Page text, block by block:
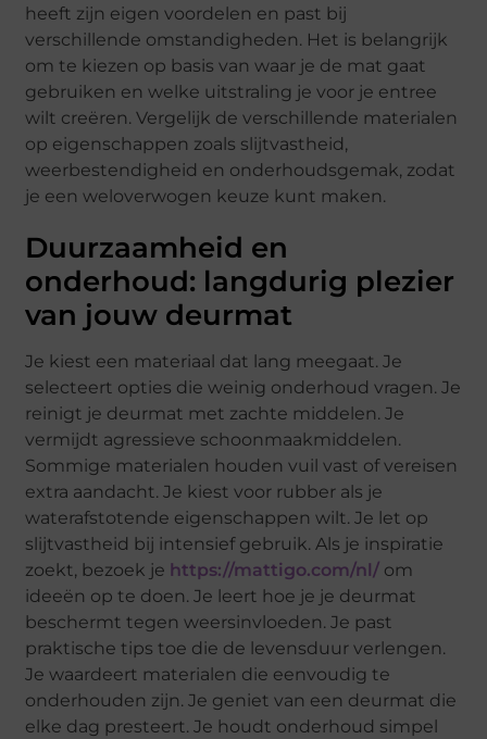
heeft zijn eigen voordelen en past bij
verschillende omstandigheden. Het is belangrijk
om te kiezen op basis van waar je de mat gaat
gebruiken en welke uitstraling je voor je entree
wilt creëren. Vergelijk de verschillende materialen
op eigenschappen zoals slijtvastheid,
weerbestendigheid en onderhoudsgemak, zodat
je een weloverwogen keuze kunt maken.
Duurzaamheid en
onderhoud: langdurig plezier
van jouw deurmat
Je kiest een materiaal dat lang meegaat. Je
selecteert opties die weinig onderhoud vragen. Je
reinigt je deurmat met zachte middelen. Je
vermijdt agressieve schoonmaakmiddelen.
Sommige materialen houden vuil vast of vereisen
extra aandacht. Je kiest voor rubber als je
waterafstotende eigenschappen wilt. Je let op
slijtvastheid bij intensief gebruik. Als je inspiratie
zoekt, bezoek je https://mattigo.com/nl/ om
ideeën op te doen. Je leert hoe je je deurmat
beschermt tegen weersinvloeden. Je past
praktische tips toe die de levensduur verlengen.
Je waardeert materialen die eenvoudig te
onderhouden zijn. Je geniet van een deurmat die
elke dag presteert. Je houdt onderhoud simpel